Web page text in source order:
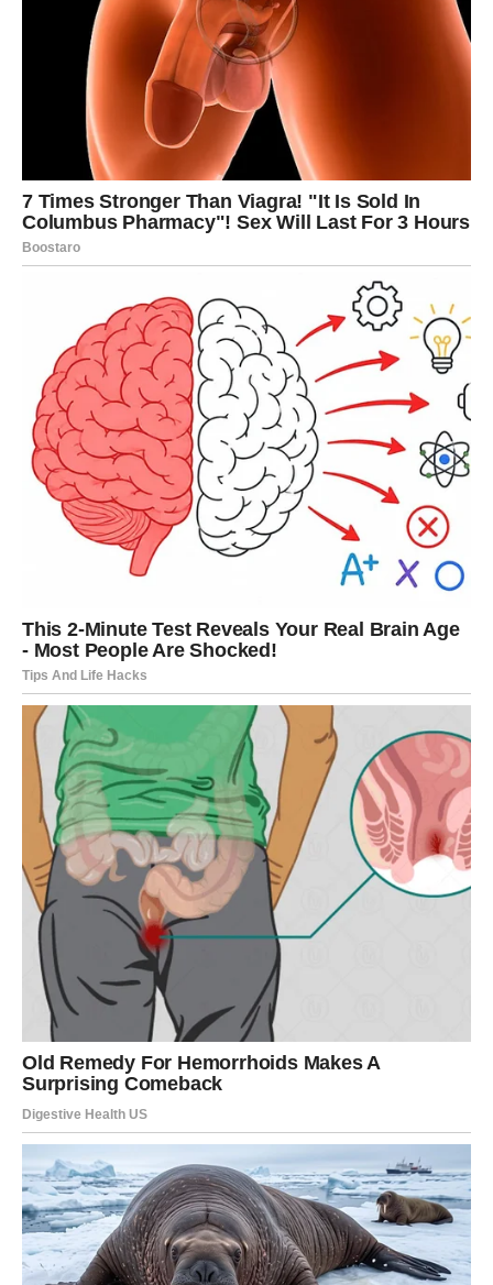
Treći znak je kadakritika postane svakodnevica. Nekada je
bio tu da vas podrži, ali sada svaki razgovor dolazi s
naglaskom na vaše “mane”. Odjednom se pojavljuju
sarkastični komentari, upoređivanja sa bivšim devojkama i
sitni, podrugljivi komentari na vaš izgled ili ponašanje. Ovo nije
ništa drugo nego pokušaj da vas stavi u poziciju u kojoj se
osećate loše, sve dok ne počnete da se povlačite, nesvesni
toga da je on taj koji pravi razdor.
Četvrti znak jenedostatak truda
. Nekada je bio pažljiv,
uvek je došao s iznenađenjima, a sada to sve pada na vas.
Vi zovete, vi planirate, vi se trudite da održite vezu, dok on
samo sedi i ništa ne menja. Početna strast nestaje, a vi
ostajete u odnosu u kojem samo vi ulažete energiju.
postanete problem. Umesto da preuzme odgovornost za
distancu, okrenuće sve na vas: “Ti si previše zahtevna”, “Ti
me gušiš”. Osećate se kao da je svaka vaša reakcija razlog
za njegovu nezainteresovanost. Ovaj oblik manipulacije je
emotivno iscrpljujući i polako počinje da menja način na koji se
vidite.